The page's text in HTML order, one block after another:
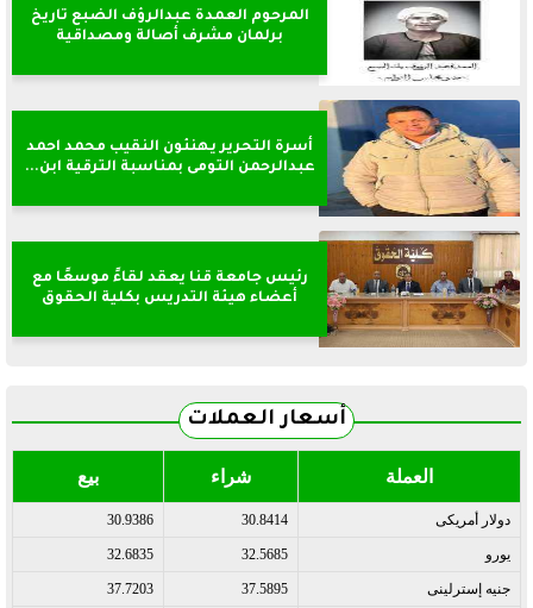
المرحوم العمدة عبدالرؤف الضبع تاريخ
برلمان مشرف أصالة ومصداقية
أسرة التحرير يهنئون النقيب محمد احمد
عبدالرحمن التومى بمناسبة الترقية ابن...
رئيس جامعة قنا يعقد لقاءً موسعًا مع
أعضاء هيئة التدريس بكلية الحقوق
أسعار العملات
العملة شراء بيع
دولار أمريكى 30.8414
30.9386
يورو 32.5685
32.6835
جنيه إسترلينى 37.5895
37.7203